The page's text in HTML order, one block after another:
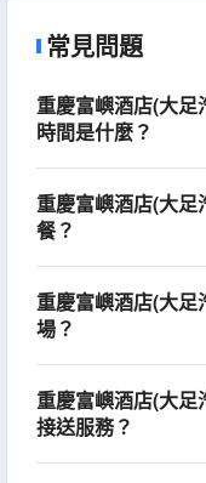
常見問題
重慶富嶼酒店(大足
時間是什麼？
重慶富嶼酒店(大足
餐？
重慶富嶼酒店(大足
場？
重慶富嶼酒店(大足
接送服務？